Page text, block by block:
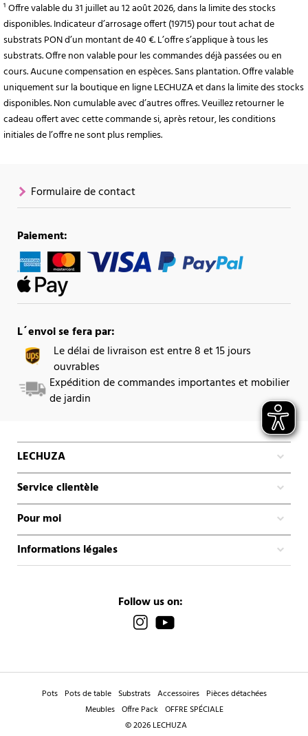
¹ Offre valable du 31 juillet au 12 août 2026, dans la limite des stocks
disponibles. Indicateur d’arrosage offert (19715) pour tout achat de
substrats PON d’un montant de 40 €. L’offre s’applique à tous les
substrats. Offre non valable pour les commandes déjà passées ou en
cours. Aucune compensation en espèces. Sans plantation. Offre valable
uniquement sur la boutique en ligne LECHUZA et dans la limite des stocks
disponibles. Non cumulable avec d’autres offres. Veuillez retourner le
cadeau offert avec cette commande si, après retour, les conditions
initiales de l’offre ne sont plus remplies.
Formulaire de contact
Paiement:
L´envoi se fera par:
Le délai de livraison est entre 8 et 15 jours
ouvrables
Expédition de commandes importantes et mobilier
de jardin
LECHUZA
Service clientèle
Pour moi
Informations légales
Follow us on:
Pots Pots de table Substrats Accessoires Pièces détachées
Meubles Offre Pack OFFRE SPÉCIALE
© 2026 LECHUZA